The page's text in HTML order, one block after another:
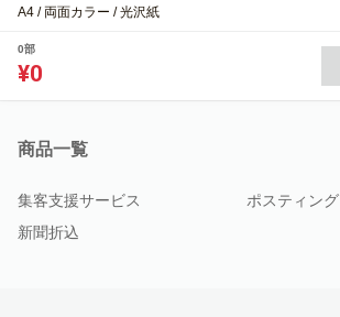
A4 / 両面カラー / 光沢紙
0部
¥0
商品一覧
集客支援サービス
ポスティング
新聞折込